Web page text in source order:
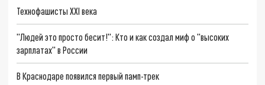
Технофашисты XXI века
"Людей это просто бесит!": Кто и как создал миф о "высоких
зарплатах" в России
В Краснодаре появился первый памп-трек